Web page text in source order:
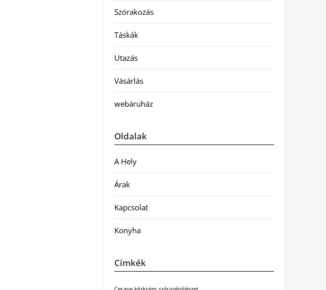
Szórakozás
Táskák
Utazás
Vásárlás
webáruház
Oldalak
A Hely
Árak
Kapcsolat
Konyha
Címkék